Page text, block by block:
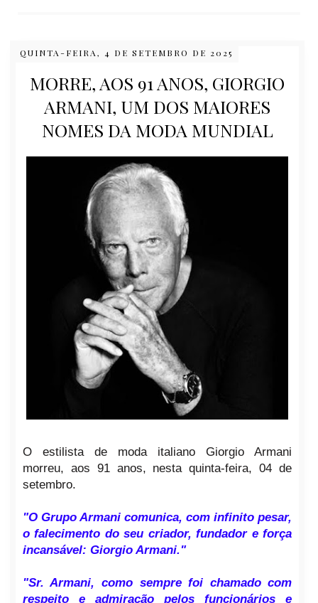
QUINTA-FEIRA, 4 DE SETEMBRO DE 2025
MORRE, AOS 91 ANOS, GIORGIO
ARMANI, UM DOS MAIORES
NOMES DA MODA MUNDIAL
O estilista de moda italiano Giorgio Armani
morreu, aos 91 anos, nesta quinta-feira, 04 de
setembro.
"O Grupo Armani comunica, com infinito pesar,
o falecimento do seu criador, fundador e força
incansável: Giorgio Armani."
"Sr. Armani, como sempre foi chamado com
respeito e admiração pelos funcionários e